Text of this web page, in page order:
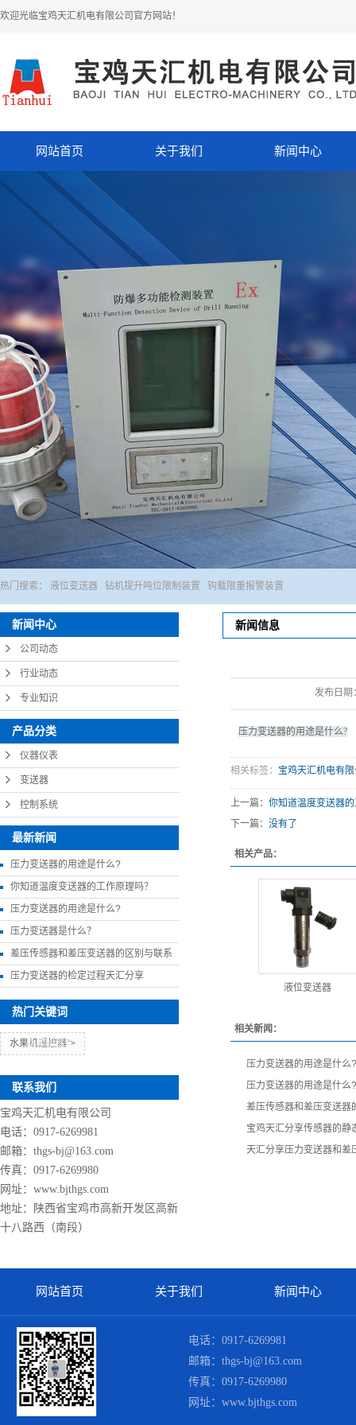
欢迎光临宝鸡天汇机电有限公司官方网站！
网站首页 关于我们
资质荣誉
新闻中心
热门搜索： 液位变送器 钻机提升吨位限制装置 钩载限重报警装置
新闻中心
公司动态
行业动态
专业知识
产品分类
仪器仪表
变送器
控制系统
最新新闻
压力变送器的用途是什么?
你知道温度变送器的工作原理吗？
压力变送器的用途是什么?
压力变送器是什么？
差压传感器和差压变送器的区别与联系
压力变送器的检定过程天汇分享
热门关键词
水果机遥控器">
水果机遥控器
联系我们
宝鸡天汇机电有限公司
电话：0917-6269981
邮箱：thgs-bj@163.com
传真：0917-6269980
网址：www.bjthgs.com
地址：陕西省宝鸡市高新开发区高新
十八路西（南段）
新闻信息
发布日期
压力变送器的用途是什么?
相关标签： 宝鸡天汇机电有
上一篇： 你知道温度变送器
下一篇： 没有了
相关产品：
液位变送器
相关新闻：
压力变送器的用途是什么?
压力变送器的用途是什么?
差压传感器和差压变送器
宝鸡天汇分享传感器的静
天汇分享压力变送器和差
网站首页 关于我们 新闻中心
电话：0917-6269981
邮箱：thgs-bj@163.com
传真：0917-6269980
网址：www.bjthgs.com